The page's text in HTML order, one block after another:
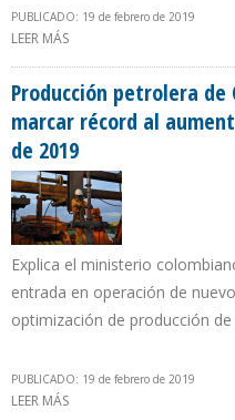
PUBLICADO: 19 de febrero de 2019
LEER MÁS
Producción petrolera
marcar récord al
de 2019
Explica el ministerio
entrada en operación de
optimización de producción
PUBLICADO: 19 de febrero de 2019
LEER MÁS